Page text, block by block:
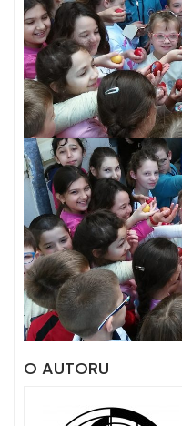
O AUTORU